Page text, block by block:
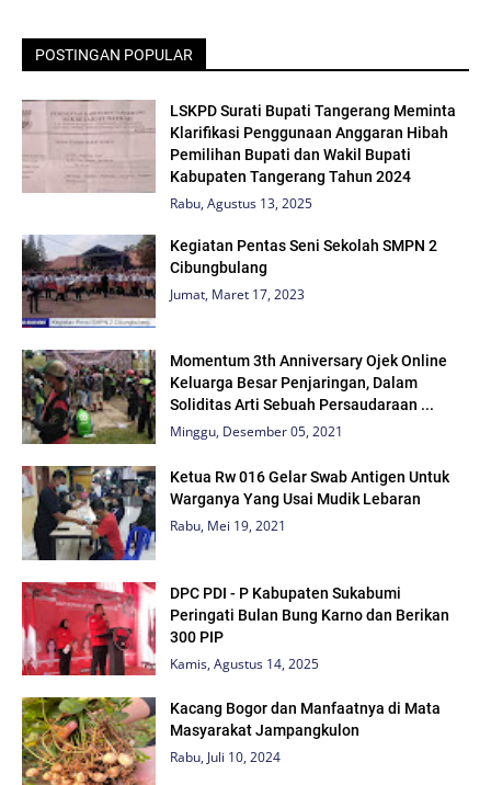
POSTINGAN POPULAR
LSKPD Surati Bupati Tangerang Meminta
Klarifikasi Penggunaan Anggaran Hibah
Pemilihan Bupati dan Wakil Bupati
Kabupaten Tangerang Tahun 2024
Rabu, Agustus 13, 2025
Kegiatan Pentas Seni Sekolah SMPN 2
Cibungbulang
Jumat, Maret 17, 2023
Momentum 3th Anniversary Ojek Online
Keluarga Besar Penjaringan, Dalam
Soliditas Arti Sebuah Persaudaraan ...
Minggu, Desember 05, 2021
Ketua Rw 016 Gelar Swab Antigen Untuk
Warganya Yang Usai Mudik Lebaran
Rabu, Mei 19, 2021
DPC PDI - P Kabupaten Sukabumi
Peringati Bulan Bung Karno dan Berikan
300 PIP
Kamis, Agustus 14, 2025
Kacang Bogor dan Manfaatnya di Mata
Masyarakat Jampangkulon
Rabu, Juli 10, 2024